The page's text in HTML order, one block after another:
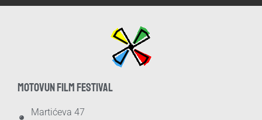
MOTOVUN FILM FESTIVAL
Martićeva 47